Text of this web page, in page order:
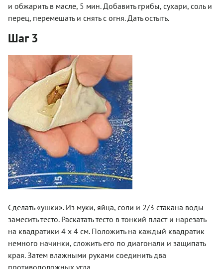
и обжарить в масле, 5 мин. Добавить грибы, сухари, соль и
перец, перемешать и снять с огня. Дать остыть.
Шаг 3
Сделать «ушки». Из муки, яйца, соли и 2/3 стакана воды
замесить тесто. Раскатать тесто в тонкий пласт и нарезать
на квадратики 4 х 4 см. Положить на каждый квадратик
немного начинки, сложить его по диагонали и защипать
края. Затем влажными руками соединить два
противоположных угла.